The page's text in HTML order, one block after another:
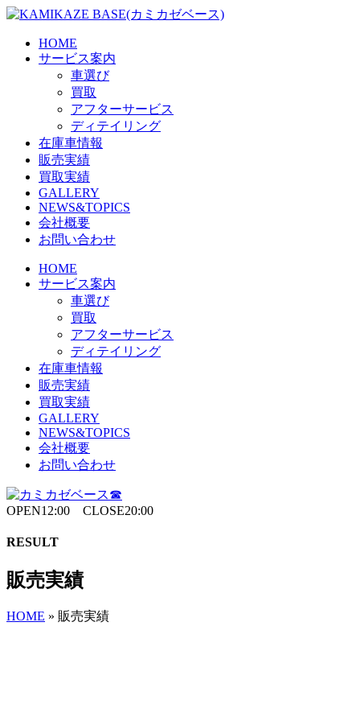
Skip
content
HOME
サービス案内
車選び
買取
アフターサービス
ディテイリング
在庫車情報
販売実績
買取実績
GALLERY
NEWS&TOPICS
会社概要
お問い合わせ
HOME
サービス案内
車選び
買取
アフターサービス
ディテイリング
在庫車情報
販売実績
買取実績
GALLERY
NEWS&TOPICS
会社概要
お問い合わせ
OPEN12:00 CLOSE20:00
RESULT
販売実績
HOME » 販売実績